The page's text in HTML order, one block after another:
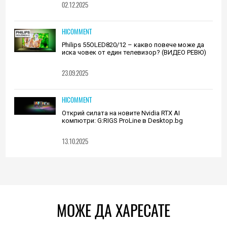
02.12.2025
HICOMMENT
Philips 55OLED820/12 – какво повече може да
иска човек от един телевизор? (ВИДЕО РЕВЮ)
23.09.2025
HICOMMENT
Открий силата на новите Nvidia RTX AI
компютри: G:RIGS ProLine в Desktop.bg
13.10.2025
МОЖЕ ДА ХАРЕСАТЕ